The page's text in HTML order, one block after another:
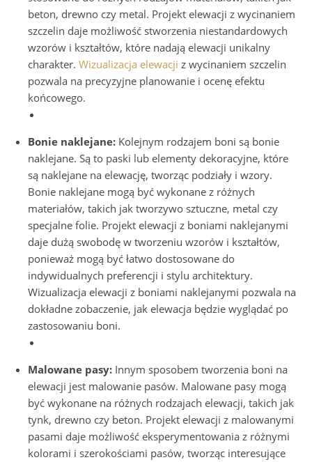
beton, drewno czy metal. Projekt elewacji z wycinaniem
szczelin daje możliwość stworzenia niestandardowych
wzorów i kształtów, które nadają elewacji unikalny
charakter. Wizualizacja elewacji z wycinaniem szczelin
pozwala na precyzyjne planowanie i ocenę efektu
końcowego.
Bonie naklejane: Kolejnym rodzajem boni są bonie
naklejane. Są to paski lub elementy dekoracyjne, które
są naklejane na elewację, tworząc podziały i wzory.
Bonie naklejane mogą być wykonane z różnych
materiałów, takich jak tworzywo sztuczne, metal czy
specjalne folie. Projekt elewacji z boniami naklejanymi
daje dużą swobodę w tworzeniu wzorów i kształtów,
ponieważ mogą być łatwo dostosowane do
indywidualnych preferencji i stylu architektury.
Wizualizacja elewacji z boniami naklejanymi pozwala na
dokładne zobaczenie, jak elewacja będzie wyglądać po
zastosowaniu boni.
Malowane pasy: Innym sposobem tworzenia boni na
elewacji jest malowanie pasów. Malowane pasy mogą
być wykonane na różnych rodzajach elewacji, takich jak
tynk, drewno czy beton. Projekt elewacji z malowanymi
pasami daje możliwość eksperymentowania z różnymi
kolorami i szerokościami pasów, tworząc interesujące